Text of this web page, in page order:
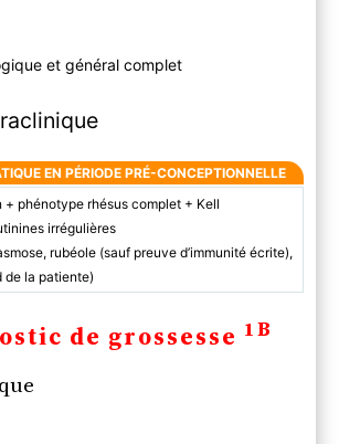
et général complet
EN PÉRIODE PRÉ-CONCEPTIONNELLE
+ phénotype rhésus complet + Kell
irrégulières
rubéole (sauf preuve d’immunité écrite),
de la patiente)
de grossesse 1B